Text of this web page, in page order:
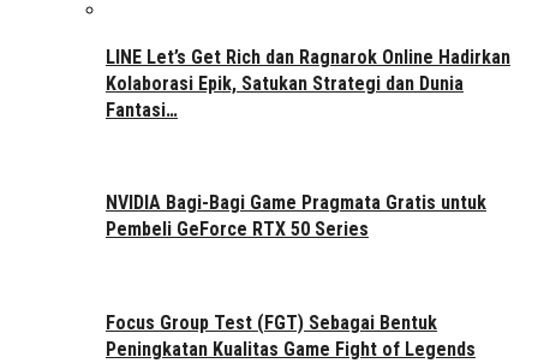
LINE Let’s Get Rich dan Ragnarok Online Hadirkan
Kolaborasi Epik, Satukan Strategi dan Dunia
Fantasi…
NVIDIA Bagi-Bagi Game Pragmata Gratis untuk
Pembeli GeForce RTX 50 Series
Focus Group Test (FGT) Sebagai Bentuk
Peningkatan Kualitas Game Fight of Legends